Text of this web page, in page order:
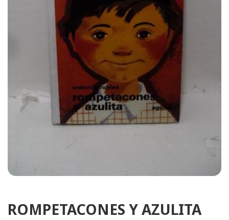
ROMPETACONES Y AZULITA